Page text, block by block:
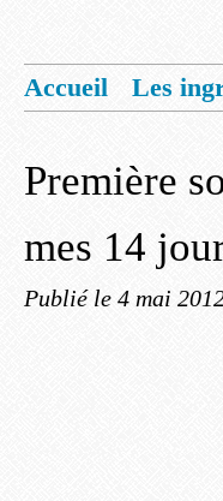
Accueil
Les
Première
mes 14
Publié le 4 mai